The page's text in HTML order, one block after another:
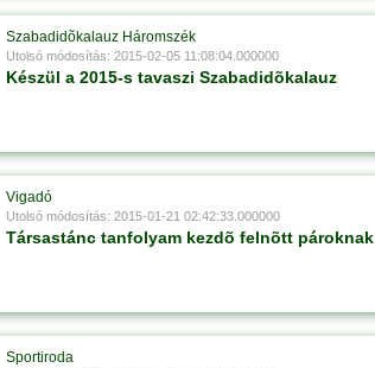
Szabadidõkalauz Háromszék
Utolsó módosítás: 2015-02-05 11:08:04.000000
Készül a 2015-s tavaszi Szabadidõkalauz
Vigadó
Utolsó módosítás: 2015-01-21 02:42:33.000000
Társastánc tanfolyam kezdõ felnõtt pároknak
Sportiroda